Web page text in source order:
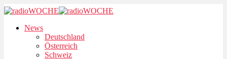
News
Deutschland
Österreich
Schweiz